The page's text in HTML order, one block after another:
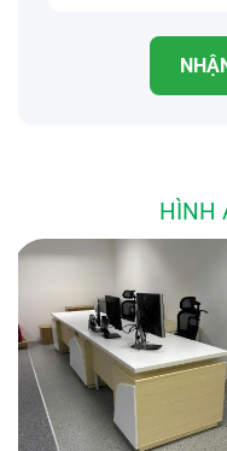
Công nghệ sản xuất
cầu cầu khách hàng.
Đội ngũ tư vấn viên
nghiệm trên 10 năm
thuật viên, thiết
Thời gian sản xuất,
Mua Nội thất văn
chỉ có tại Nội Thất
Giá thành phù hợp
HÌNH